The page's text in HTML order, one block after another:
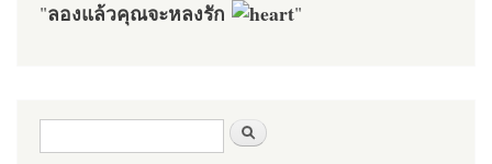
"ลองแล้วคุณจะหลงรัก "
ฟอร์มค้นหา